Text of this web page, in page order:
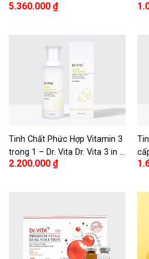
Real 100 Volufiline Ampoule
5.360.000 ₫
Tinh Chất Phức Hợp Vitamin 3
trong 1 – Dr. Vita Dr. Vita 3 in 1
Vitamin Multi Essence
2.200.000 ₫
C